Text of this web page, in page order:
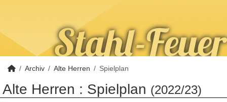
Archiv Alte Herren Spielplan
Alte Herren : Spielplan (2022/23)